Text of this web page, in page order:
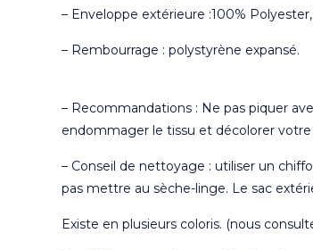
– Enveloppe extérieure :100%
– Rembourrage : polystyrène expansé.
– Recommandations : Ne pas piquer
endommager le tissu et décolorer
– Conseil de nettoyage : utiliser un
pas mettre au sèche-linge. Le sac
Existe en plusieurs coloris. (nous